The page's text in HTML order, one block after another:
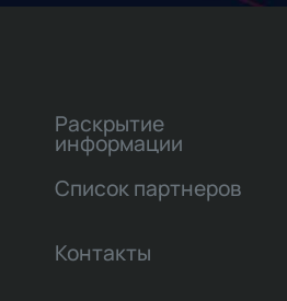
Раскрытие
информации
Список партнеров
Контакты